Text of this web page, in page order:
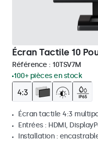
Écran Tactile 10
Référence : 10TSV7M
100+ pièces en stock
Écran tactile 4:3
Entrées : HDMI,
Installation :